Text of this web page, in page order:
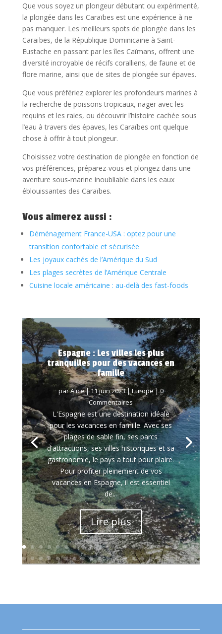
Que vous soyez un plongeur débutant ou expérimenté,
la plongée dans les Caraïbes est une expérience à ne
pas manquer. Les meilleurs spots de plongée dans les
Caraïbes, de la République Dominicaine à Saint-
Eustache en passant par les îles Caïmans, offrent une
diversité incroyable de récifs coralliens, de faune et de
flore marine, ainsi que de sites de plongée sur épaves.
Que vous préfériez explorer les profondeurs marines à
la recherche de poissons tropicaux, nager avec les
requins et les raies, ou découvrir l’histoire cachée sous
l’eau à travers des épaves, les Caraïbes ont quelque
chose à offrir à tout plongeur.
Choisissez votre destination de plongée en fonction de
vos préférences, préparez-vous et plongez dans une
aventure sous-marine inoubliable dans les eaux
éblouissantes des Caraïbes.
Vous aimerez aussi :
Déménagement France-USA : optez pour une
transition confortable et sécurisée
Les joyaux cachés de l’Amérique du Sud
Les plages secrètes de l’Amérique Centrale
Cuisine locale américaine : au-delà des fast-foods
Espagne : Les villes les plus
tranquilles pour des vacances en
famille
parAlice|11 juin 2023|Europe| 0
Commentaires
L'Espagne est une destination idéale
pour les vacances en famille. Avec ses
plages de sable fin, ses parcs
d'attractions, ses villes historiques et sa
gastronomie, le pays a tout pour plaire.
Pour profiter pleinement de vos
vacances en Espagne, il est essentiel
de...
Lire plus